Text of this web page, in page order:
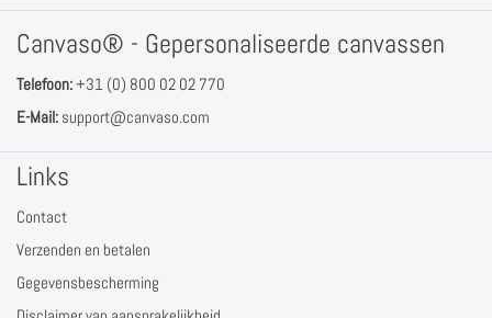
Canvaso® - Gepersonaliseerde canvassen
Telefoon:+31 (0) 800 02 02 770
E-Mail: support@canvaso.com
Links
Contact
Verzenden en betalen
Gegevensbescherming